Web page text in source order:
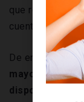
que realizar
cuenta con la
De entre todas
mayor
disponibles